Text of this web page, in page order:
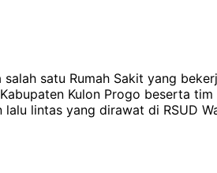
satu Rumah Sakit yang
Kulon Progo beserta
lintas yang dirawat di RSUD